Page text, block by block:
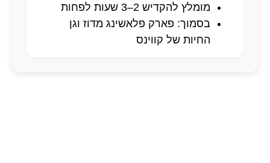
מומלץ להקדיש 2–3 שעות לפחות
בסמוך: פארק פלאשינג מדוז וגן
החיות של קווינס